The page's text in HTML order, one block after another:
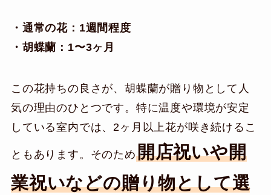
・通常の花：1週間程度
・胡蝶蘭：1〜3ヶ月
この花持ちの良さが、胡蝶蘭が贈り物として人
気の理由のひとつです。特に温度や環境が安定
している室内では、2ヶ月以上花が咲き続けるこ
ともあります。そのため開店祝いや開
業祝いなどの贈り物として選